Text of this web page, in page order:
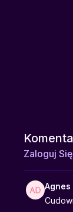
Zaloguj Się
Agnes